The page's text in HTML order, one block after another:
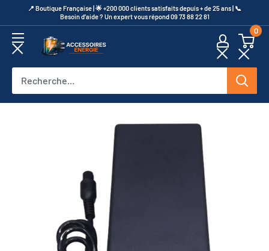
au
contenu
​📍​ Boutique Française | 🌟 +200 000 clients satisfaits depuis + de 25 ans | 📞​
Besoin d’aide ? Un expert vous répond 09 73 88 22 81
Accessoires
0